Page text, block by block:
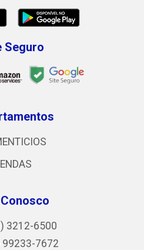
Seguro
3212-6500
99233-7672